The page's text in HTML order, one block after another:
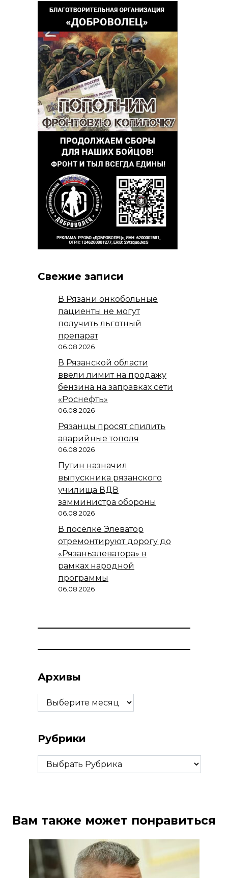
Свежие записи
В Рязани онкобольные
пациенты не могут
получить льготный
препарат
06.08.2026
В Рязанской области
ввели лимит на продажу
бензина на заправках сети
«Роснефть»
06.08.2026
Рязанцы просят спилить
аварийные тополя
06.08.2026
Путин назначил
выпускника рязанского
училища ВДВ
замминистра обороны
06.08.2026
В посёлке Элеватор
отремонтируют дорогу до
«Рязаньэлеватора» в
рамках народной
программы
06.08.2026
Архивы
Архивы
Рубрики
Рубрики
Вам также может понравиться